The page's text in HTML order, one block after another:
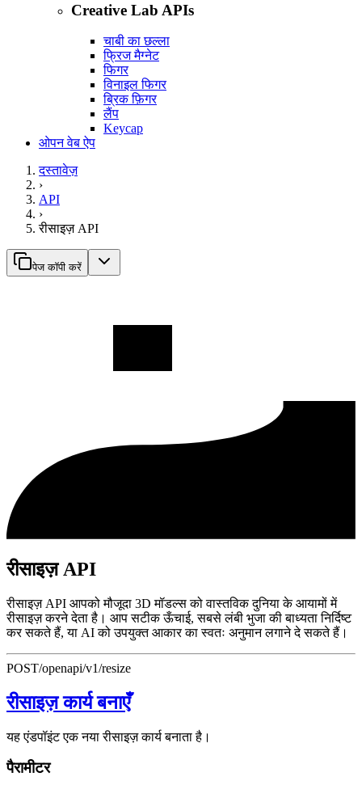
Creative Lab APIs
चाबी का छल्ला
फ्रिज मैग्नेट
फिगर
विनाइल फिगर
ब्रिक फ़िगर
लैंप
Keycap
ओपन वेब ऐप
दस्तावेज़
›
API
›
रीसाइज़ API
पेज कॉपी करें
रीसाइज़ API
रीसाइज़ API आपको मौजूदा 3D मॉडल्स को वास्तविक दुनिया के आयामों में
रीसाइज़ करने देता है। आप सटीक ऊँचाई, सबसे लंबी भुजा की बाध्यता निर्दिष्ट
कर सकते हैं, या AI को उपयुक्त आकार का स्वतः अनुमान लगाने दे सकते हैं।
POST/openapi/v1/resize
रीसाइज़ कार्य बनाएँ
यह एंडपॉइंट एक नया रीसाइज़ कार्य बनाता है।
पैरामीटर